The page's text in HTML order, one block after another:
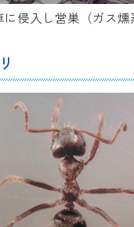
侵入し営巣（ガス燻